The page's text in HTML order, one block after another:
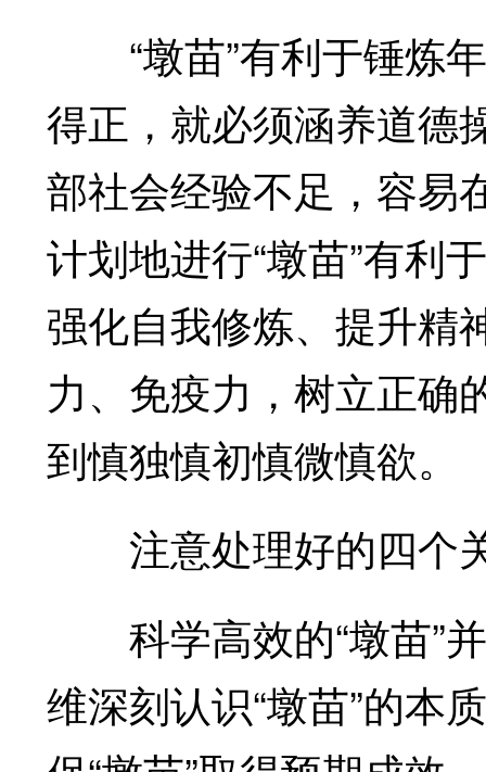
“墩苗”有利于锤炼年
得正，就必须涵养道德
部社会经验不足，容易
计划地进行“墩苗”有利
强化自我修炼、提升精
力、免疫力，树立正确
到慎独慎初慎微慎欲。
注意处理好的四个
科学高效的“墩苗”并
维深刻认识“墩苗”的本